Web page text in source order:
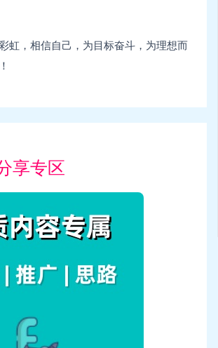
虹，相信自己，为目标奋斗，为理想而
享专区